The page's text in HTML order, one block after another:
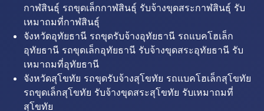
กาฬสินธุ์ รถขุดเล็กกาฬสินธุ์ รับจ้างขุดสระกาฬสินธุ์ รับ
เหมาถมที่กาฬสินธุ์
จังหวัดอุทัยธานี รถขุดรับจ้างอุทัยธานี รถแบคโฮเล็ก
อุทัยธานี รถขุดเล็กอุทัยธานี รับจ้างขุดสระอุทัยธานี รับ
เหมาถมที่อุทัยธานี
จังหวัดสุโขทัย รถขุดรับจ้างสุโขทัย รถแบคโฮเล็กสุโขทัย
รถขุดเล็กสุโขทัย รับจ้างขุดสระสุโขทัย รับเหมาถมที่
สุโขทัย